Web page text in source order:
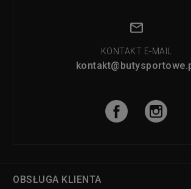
KONTAKT E-MAIL
OBSŁUGA KLIENTA